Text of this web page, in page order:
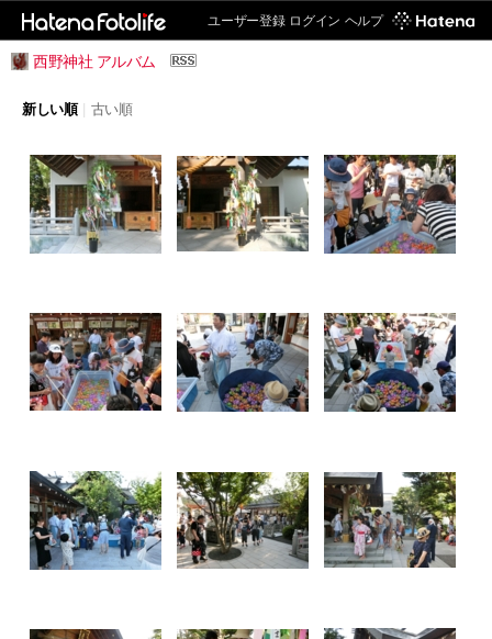
ユーザー登録 ログイン ヘルプ
西野神社 アルバム
新しい順 | 古い順